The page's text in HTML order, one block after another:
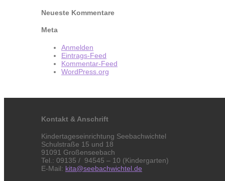
Neueste Kommentare
Meta
Anmelden
Eintrags-Feed
Kommentar-Feed
WordPress.org
Kontakt & Anschrift
Kindertageseinrichtung Seebachwichtel
Schulstraße 15 und 18
91091 Großenseebach
Tel.: 09135 / 94545 – 10 (Kindergarten)
E-Mail: kita@seebachwichtel.de